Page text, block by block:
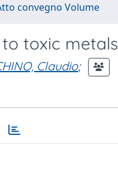
convegno Volume
toxic metals
Claudio;